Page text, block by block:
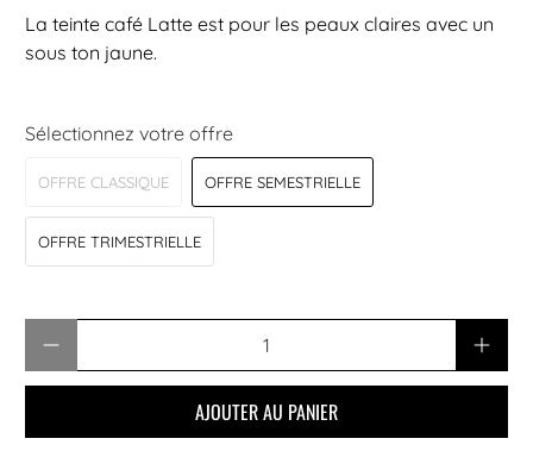
La teinte café Latte est pour les peaux claires avec un
sous ton jaune.
Sélectionnez votre offre
OFFRE CLASSIQUE OFFRE SEMESTRIELLE
OFFRE TRIMESTRIELLE
AJOUTER AU PANIER